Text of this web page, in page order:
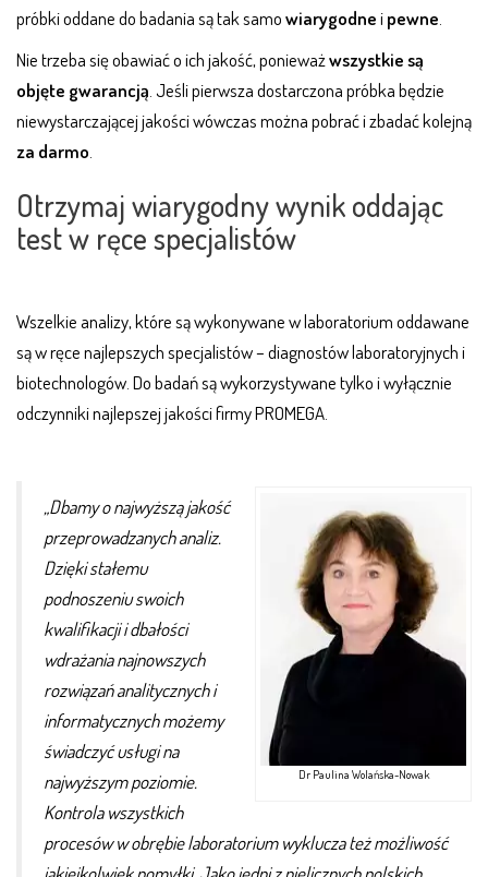
próbki oddane do badania są tak samowiarygodneipewne
Nie trzeba się obawiać o ich jakość, ponieważwszystkie są
objęte gwarancją . Jeśli pierwsza dostarczona próbka będzie
niewystarczającej jakości wówczas można pobrać i zbadać kolejną
za darmo
Otrzymaj wiarygodny wynik oddając
test w ręce specjalistów
Wszelkie analizy, które są wykonywane w laboratorium oddawane
są w ręce najlepszych specjalistów – diagnostów laboratoryjnych i
biotechnologów. Do badań są wykorzystywane tylko i wyłącznie
odczynniki najlepszej jakości firmy PROMEGA.
Dr Paulina Wolańska-Nowak
„Dbamy o najwyższą jakość
przeprowadzanych analiz.
Dzięki stałemu
podnoszeniu swoich
kwalifikacji i dbałości
wdrażania najnowszych
rozwiązań analitycznych i
informatycznych możemy
świadczyć usługi na
najwyższym poziomie.
Kontrola wszystkich
procesów w obrębie laboratorium wyklucza też możliwość